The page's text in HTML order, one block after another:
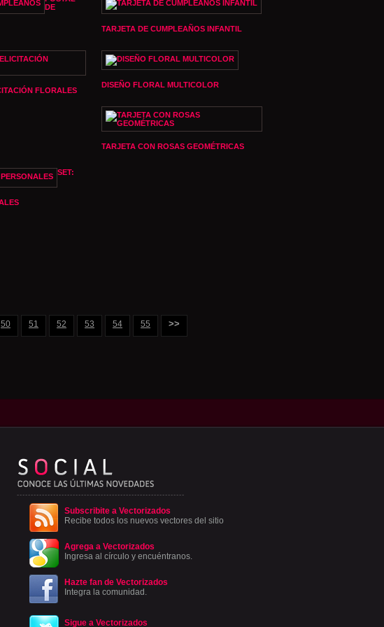
DE
TARJETA DE CUMPLEAÑOS INFANTIL
FLORALES
DISEÑO FLORAL MULTICOLOR
TARJETA CON ROSAS GEOMÉTRICAS
SET:
50 51 52 53 54 55 >>
Subscribite a Vectorizados
Recibe todos los nuevos vectores del sitio
Agrega a Vectorizados
Ingresa al círculo y encuéntranos.
Hazte fan de Vectorizados
Integra la comunidad.
Sigue a Vectorizados